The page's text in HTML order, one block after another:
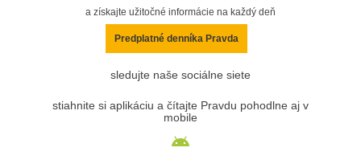
a získajte užitočné informácie na každý deň
Predplatné denníka Pravda
sledujte naše sociálne siete
stiahnite si aplikáciu a čítajte Pravdu pohodlne aj v
mobile